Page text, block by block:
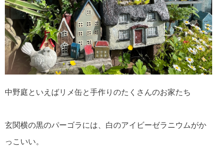
中野庭といえばリメ缶と手作りのたくさんのお家たち
玄関横の黒のパーゴラには、白のアイビーゼラニウムがか
っこいい。